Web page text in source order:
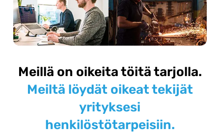
Meillä on oikeita töitä tarjolla.
Meiltä löydät oikeat tekijät
yrityksesi
henkilöstötarpeisiin.